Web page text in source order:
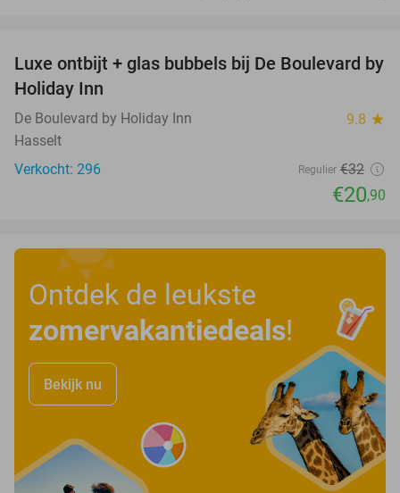
35%
Luxe ontbijt + glas bubbels bij De Boulevard by
Holiday Inn
De Boulevard by Holiday Inn 9.8 star
Hasselt
Verkocht: 296
Regulier €32
€20,90
Ontdek de leukste
zomervakantiedeals!
Bekijk nu